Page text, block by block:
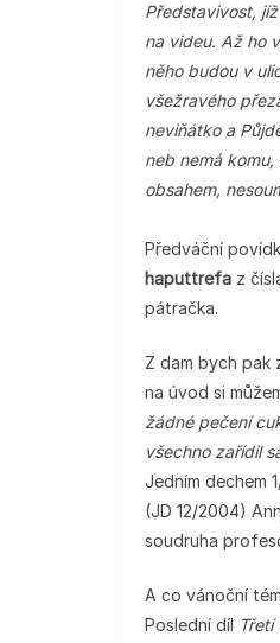
Představivost,
na videu. Až ho
něho budou v
všežravého
neviňátko a
neb nemá
obsahem,
Předváční
haputtrefa z
pátračka.
Z dam bych pak
na úvod si
žádné pečení
všechno zařídil
Jedním dechem
(JD 12/2004)
soudruha
A co vánoční
Poslední díl